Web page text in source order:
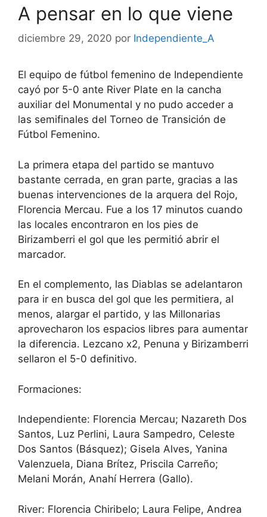
A pensar en lo que viene
diciembre 29, 2020 por Independiente_A
El equipo de fútbol femenino de Independiente
cayó por 5-0 ante River Plate en la cancha
auxiliar del Monumental y no pudo acceder a
las semifinales del Torneo de Transición de
Fútbol Femenino.
La primera etapa del partido se mantuvo
bastante cerrada, en gran parte, gracias a las
buenas intervenciones de la arquera del Rojo,
Florencia Mercau. Fue a los 17 minutos cuando
las locales encontraron en los pies de
Birizamberri el gol que les permitió abrir el
marcador.
En el complemento, las Diablas se adelantaron
para ir en busca del gol que les permitiera, al
menos, alargar el partido, y las Millonarias
aprovecharon los espacios libres para aumentar
la diferencia. Lezcano x2, Penuna y Birizamberri
sellaron el 5-0 definitivo.
Formaciones:
Independiente: Florencia Mercau; Nazareth Dos
Santos, Luz Perlini, Laura Sampedro, Celeste
Dos Santos (Básquez); Gisela Alves, Yanina
Valenzuela, Diana Brítez, Priscila Carreño;
Melani Morán, Anahí Herrera (Gallo).
River: Florencia Chiribelo; Laura Felipe, Andrea